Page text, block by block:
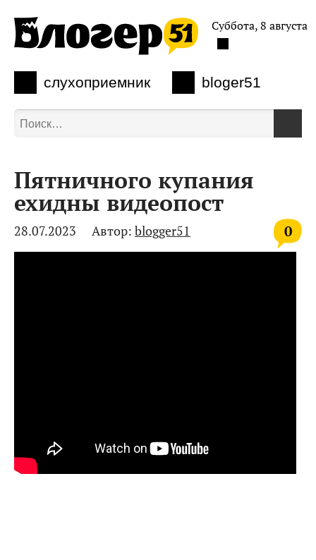
слухоприемник bloger51
Суббота, 8 августа
Пятничного купания
ехидны видеопост
0
28.07.2023 Автор: blogger51